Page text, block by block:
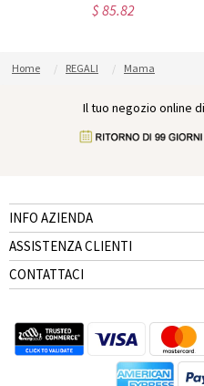
$ 85.82
Home REGALI Mama
Il tuo negozio online
INFO AZIENDA
ASSISTENZA CLIENTI
CONTATTACI